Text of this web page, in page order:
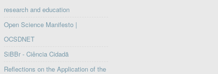
research and education
Open Science Manifesto |
OCSDNET
SiBBr - Ciência Cidadã
Reflections on the Application of the